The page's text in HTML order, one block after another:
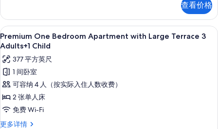
的
所
有
照
片
with
Large
Terrace
3
更
多
信
息
查看价格
显
示
Premium
One
Bedroom
Apartment
with
Large
Terrace
高档床上用品、客房内保险箱、免费
9
Premium One Bedroom Apartment with Large Terrace 3
Adults+1 Child
377 平方英尺
1 间卧室
可容纳 4 人（按实际入住人数收费）
2 张单人床
免费 Wi-Fi
更多详情
Premium